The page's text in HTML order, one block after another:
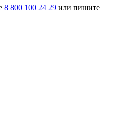
8 800 100 24 29 или пишите